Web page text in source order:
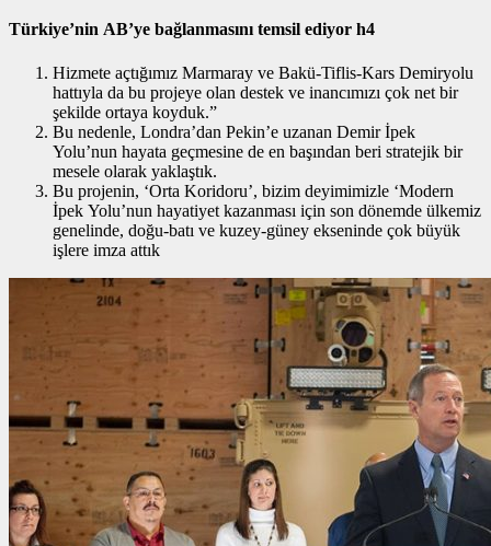
Türkiye’nin AB’ye bağlanmasını temsil ediyor h4
Hizmete açtığımız Marmaray ve Bakü-Tiflis-Kars Demiryolu
hattıyla da bu projeye olan destek ve inancımızı çok net bir
şekilde ortaya koyduk.”
Bu nedenle, Londra’dan Pekin’e uzanan Demir İpek
Yolu’nun hayata geçmesine de en başından beri stratejik bir
mesele olarak yaklaştık.
Bu projenin, ‘Orta Koridoru’, bizim deyimimizle ‘Modern
İpek Yolu’nun hayatiyet kazanması için son dönemde ülkemiz
genelinde, doğu-batı ve kuzey-güney ekseninde çok büyük
işlere imza attık